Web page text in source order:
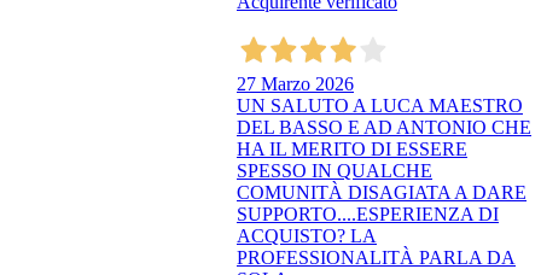
27 Marzo 2026
UN SALUTO A LUCA MAESTRO
DEL BASSO E AD ANTONIO CHE
HA IL MERITO DI ESSERE
SPESSO IN QUALCHE
COMUNITÀ DISAGIATA A DARE
SUPPORTO....ESPERIENZA DI
ACQUISTO? LA
PROFESSIONALITÀ PARLA DA